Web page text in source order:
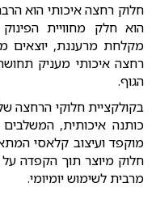
חלוק רחצה איכותי הוא
הוא חלק מחוויית
מקלחת מרעננת, יוצאים
רחצה איכותי מעניק
הגוף.
כותנה איכותית,
מוקפד ועיצוב קלאסי
חלוק מיוצר תוך הקפדה על
מרבית לשימוש יומיומי.